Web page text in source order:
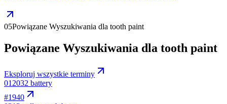
05Powiązane Wyszukiwania dla tooth paint
Powiązane Wyszukiwania dla tooth paint
Eksploruj wszystkie terminy
012032 battery
#1940